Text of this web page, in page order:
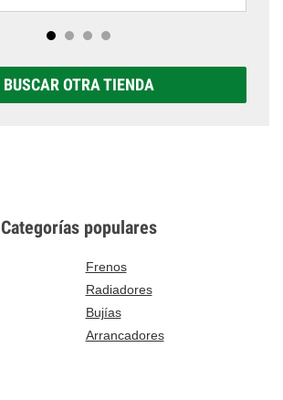
BUSCAR OTRA TIENDA
Categorías populares
Frenos
Radiadores
Bujías
Arrancadores